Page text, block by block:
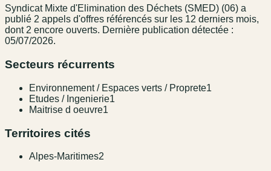
Syndicat Mixte d'Elimination des Déchets (SMED) (06) a
publié 2 appel s d'offres référencés sur les 12 derniers mois,
dont 2 encore ouverts. Dernière publication détectée :
05/07/2026.
Secteurs récurrents
Environnement / Espaces verts / Proprete1
Etudes / Ingenierie1
Maitrise d oeuvre1
Territoires cités
Alpes-Maritimes2